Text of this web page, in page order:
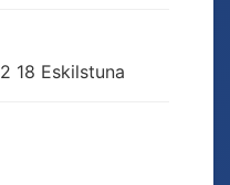
18 Eskilstuna